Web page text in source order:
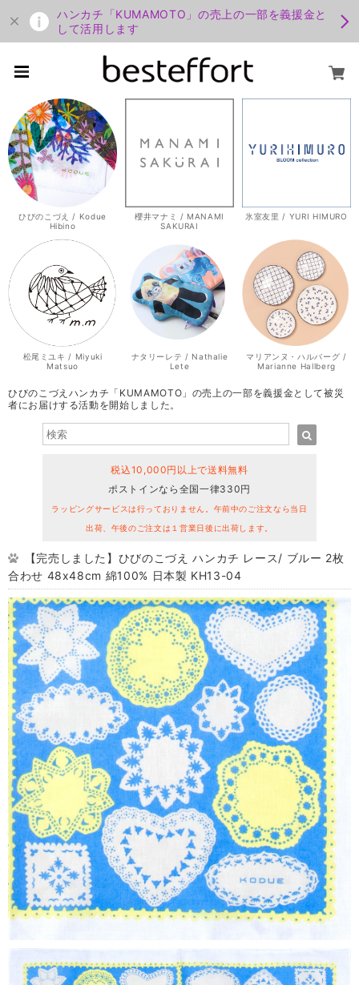
ハンカチ「KUMAMOTO」の売上の一部を義援金と
して活用します
ひびのこづえ / Kodue
Hibino
櫻井マナミ / MANAMI
SAKURAI
氷室友里 / YURI HIMURO
松尾ミユキ / Miyuki
Matsuo
ナタリーレテ / Nathalie
Lete
マリアンヌ・ハルバーグ /
Marianne Hallberg
ひびのこづえハンカチ「KUMAMOTO」の売上の一部を義援金として被災
者にお届けする活動を開始しました。
税込10,000円以上で送料無料
ポストインなら全国一律330円
ラッピングサービスは行っておりません。午前中のご注文なら当日
出荷、午後のご注文は１営業日後に出荷します。
【完売しました】ひびのこづえ ハンカチ レース/ ブルー 2枚
合わせ 48x48cm 綿100% 日本製 KH13-04